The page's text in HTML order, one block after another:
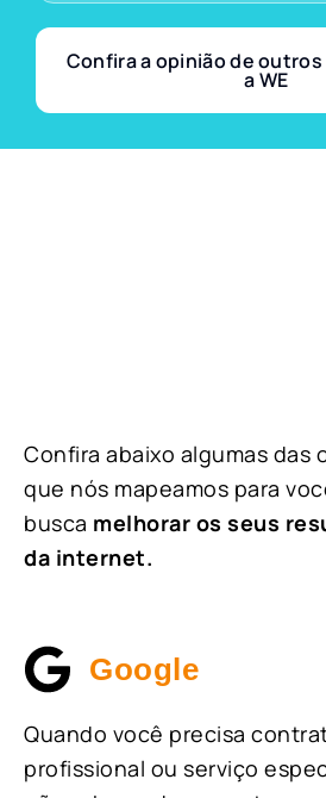
Confira a opinião de
a WE
Confira abaixo algumas das
que nós mapeamos para
busca melhorar os seus
da internet.
Google
Quando você precisa
profissional ou serviço